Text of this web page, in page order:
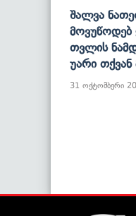
Შალვა
Მოვუწოდებ
Თვლის
Უარი Თქვან
31 ოქტომბერი